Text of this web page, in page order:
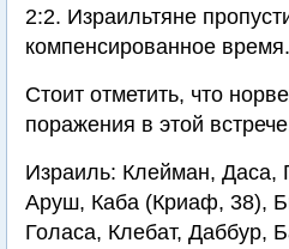
2:2. Израильтяне
компенсированное время.
Стоит отметить, что
поражения в этой
Израиль: Клейман, Даса,
Аруш, Каба (Криаф, 38),
Голаса, Клебат, Даббур,